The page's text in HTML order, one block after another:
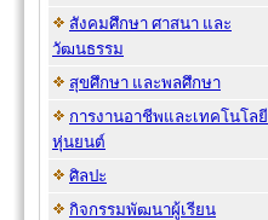
สังคมศึกษา ศาสนา และ
วัฒนธรรม
สุขศึกษา และพลศึกษา
การงานอาชีพและเทคโนโลยี
หุ่นยนต์
ศิลปะ
กิจกรรมพัฒนาผู้เรียน